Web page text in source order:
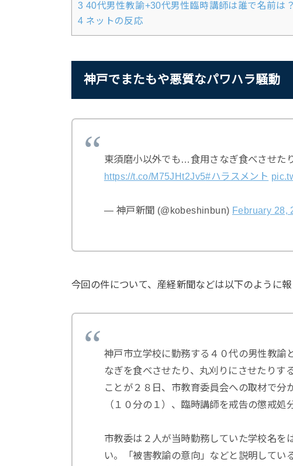
3 40代男性教諭+30代男性臨時講師は誰で名前は？
4 ネットの反応
神戸でまたもや悪質なパワハラ騒動
東須磨小以外でも…食用さなぎ食べさせ
https://t.co/M75JHt2Jv5#ハラスメント
— 神戸新聞 (@kobeshinbun) February 28,
今回の件について、産経新聞などは以下のように報
神戸市立学校に勤務する４０代の男性教諭
なぎを食べさせたり、丸刈りにさせたりす
ことが２８日、市教育委員会への取材で分
（１０分の１）、臨時講師を戒告の懲戒処
市教委は２人が当時勤務していた学校名を
い。「被害教諭の意向」などと説明してい